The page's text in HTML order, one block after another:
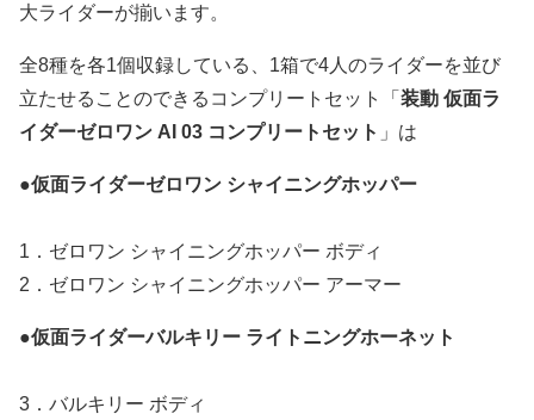
大ライダーが揃います。
全8種を各1個収録している、1箱で4人のライダーを並び
立たせることのできるコンプリートセット「 装動 仮面ラ
イダーゼロワン AI 03 コンプリートセット 」は
●仮面ライダーゼロワン シャイニングホッパー
1．ゼロワン シャイニングホッパー ボディ
2．ゼロワン シャイニングホッパー アーマー
●仮面ライダーバルキリー ライトニングホーネット
3．バルキリー ボディ